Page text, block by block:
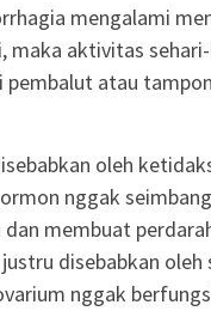
mengalami
maka aktivitas
atau
oleh
nggak
dan membuat
justru disebabkan
nggak